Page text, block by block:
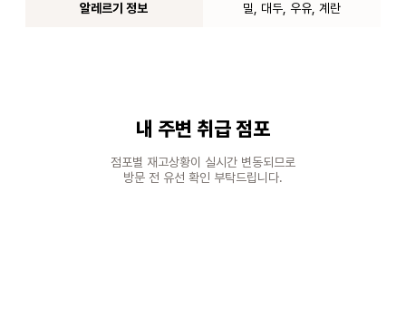
알레르기 정보 밀, 대두, 우유, 계란
내 주변 취급 점포
점포별 재고상황이 실시간 변동되므로
방문 전 유선 확인 부탁드립니다.